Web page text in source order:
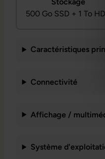
500 Go SSD + 1 To
Caractéristiques
Connectivité
Affichage /
Système